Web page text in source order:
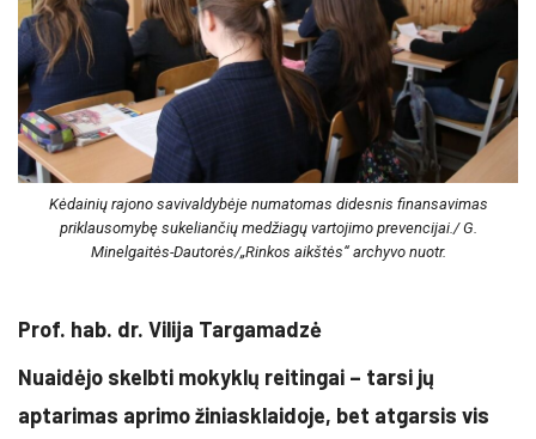
Kėdainių rajono savivaldybėje numatomas didesnis finansavimas
priklausomybę sukeliančių medžiagų vartojimo prevencijai./ G.
Minelgaitės-Dautorės/„Rinkos aikštės“ archyvo nuotr.
Prof. hab. dr. Vilija Targamadzė
Nuaidėjo skelbti mokyklų reitingai – tarsi jų
aptarimas aprimo žiniasklaidoje, bet atgarsis vis